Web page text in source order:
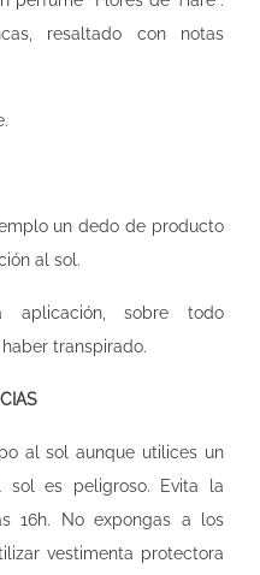
resaltado con notas
un dedo de producto
al sol.
aplicación, sobre todo
transpirado.
al sol aunque utilices un
sol es peligroso. Evita la
16h. No expongas a los
vestimenta protectora